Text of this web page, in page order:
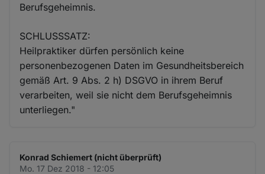
Berufsgeheimnis.
SCHLUSSSATZ:
Heilpraktiker dürfen persönlich keine
personenbezogenen Daten im Gesundheitsbereich
gemäß Art. 9 Abs. 2 h) DSGVO in ihrem Beruf
verarbeiten, weil sie nicht dem Berufsgeheimnis
unterliegen."
Konrad Schiemert (nicht überprüft)
Mo. 17 Dez 2018 - 12:05